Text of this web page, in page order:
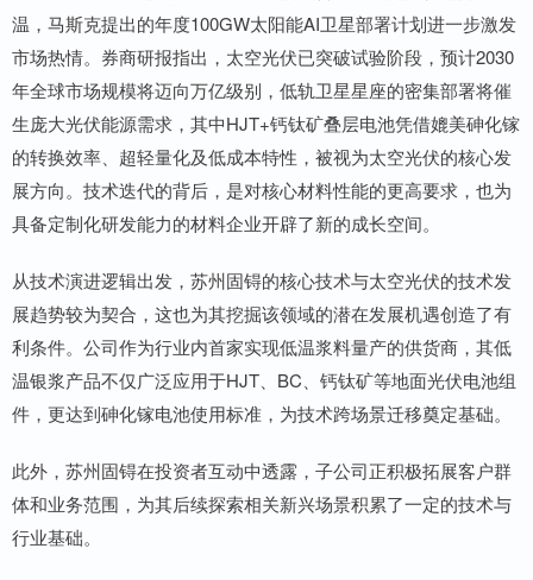
温，马斯克提出的年度100GW太阳能AI卫星部署计划进一步激发
市场热情。券商研报指出，太空光伏已突破试验阶段，预计2030
年全球市场规模将迈向万亿级别，低轨卫星星座的密集部署将催
生庞大光伏能源需求，其中HJT+钙钛矿叠层电池凭借媲美砷化镓
的转换效率、超轻量化及低成本特性，被视为太空光伏的核心发
展方向。技术迭代的背后，是对核心材料性能的更高要求，也为
具备定制化研发能力的材料企业开辟了新的成长空间。
从技术演进逻辑出发，苏州固锝的核心技术与太空光伏的技术发
展趋势较为契合，这也为其挖掘该领域的潜在发展机遇创造了有
利条件。公司作为行业内首家实现低温浆料量产的供货商，其低
温银浆产品不仅广泛应用于HJT、BC、钙钛矿等地面光伏电池组
件，更达到砷化镓电池使用标准，为技术跨场景迁移奠定基础。
此外，苏州固锝在投资者互动中透露，子公司正积极拓展客户群
体和业务范围，为其后续探索相关新兴场景积累了一定的技术与
行业基础。